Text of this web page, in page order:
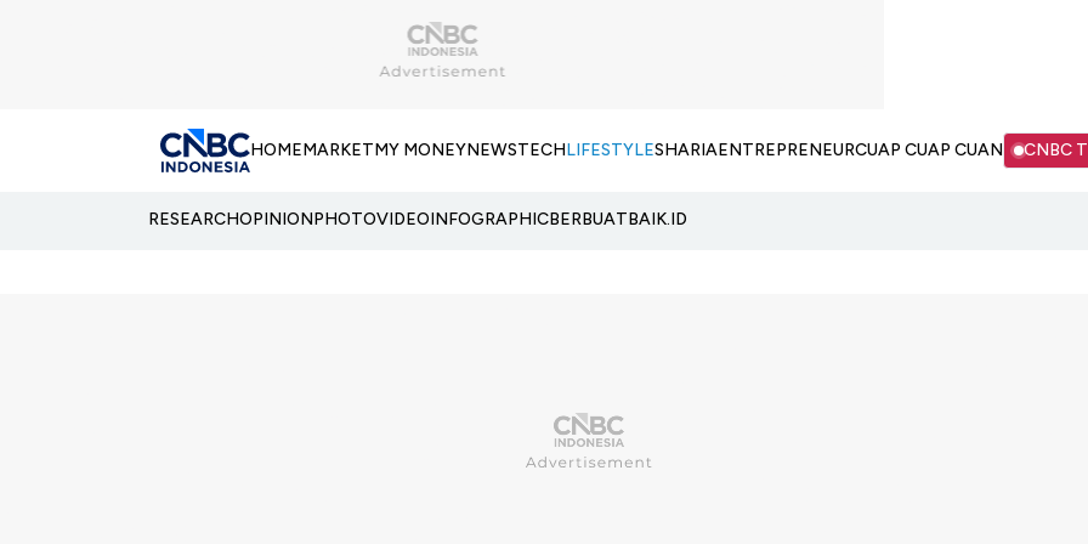
HOMEMARKETMY MONEYNEWSTECHLIFESTYLESHARIAENTREPRENEURCUAP CUAP CUAN CNBC
RESEARCHOPINIONPHOTOVIDEOINFOGRAPHICBERBUATBAIK.ID